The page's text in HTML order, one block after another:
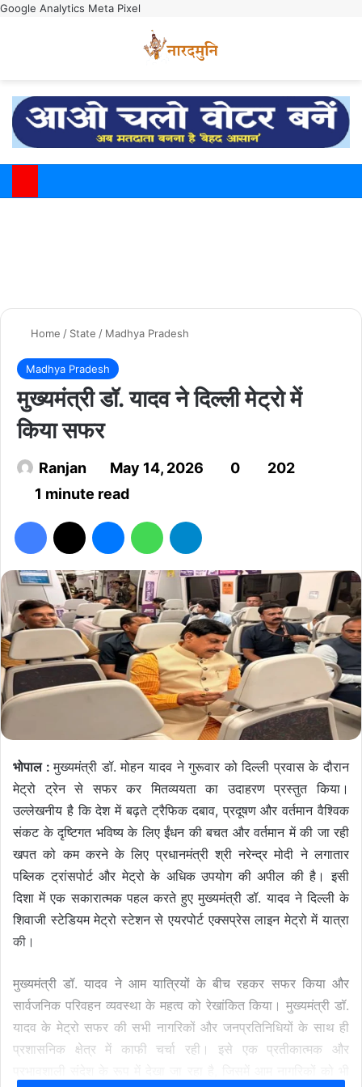
Google Analytics Meta Pixel
Home / State / Madhya Pradesh
Madhya Pradesh
मुख्यमंत्री डॉ. यादव ने दिल्ली मेट्रो में
किया सफर
Ranjan May 14, 2026 0
202
1 minute read
भोपाल :मुख्यमंत्री डॉ. मोहन यादव ने गुरूवार को दिल्ली प्रवास के दौरान
मेट्रो ट्रेन से सफर कर मितव्ययता का उदाहरण प्रस्तुत किया।
उल्लेखनीय है कि देश में बढ़ते ट्रैफिक दबाव, प्रदूषण और वर्तमान वैश्विक
संकट के दृष्टिगत भविष्य के लिए ईंधन की बचत और वर्तमान में की जा रही
खपत को कम करने के लिए प्रधानमंत्री श्री नरेन्द्र मोदी ने लगातार
पब्लिक ट्रांसपोर्ट और मेट्रो के अधिक उपयोग की अपील की है। इसी
दिशा में एक सकारात्मक पहल करते हुए मुख्यमंत्री डॉ. यादव ने दिल्ली के
शिवाजी स्टेडियम मेट्रो स्टेशन से एयरपोर्ट एक्सप्रेस लाइन मेट्रो में यात्रा
की।
मुख्यमंत्री डॉ. यादव ने आम यात्रियों के बीच रहकर सफर किया और
सार्वजनिक परिवहन व्यवस्था के महत्व को रेखांकित किया। मुख्यमंत्री डॉ.
यादव के मेट्रो सफर की सभी नागरिकों और जनप्रतिनिधियों के साथ ही
प्रशासनिक क्षेत्र में काफी चर्चा रही। इसे एक प्रतीकात्मक और